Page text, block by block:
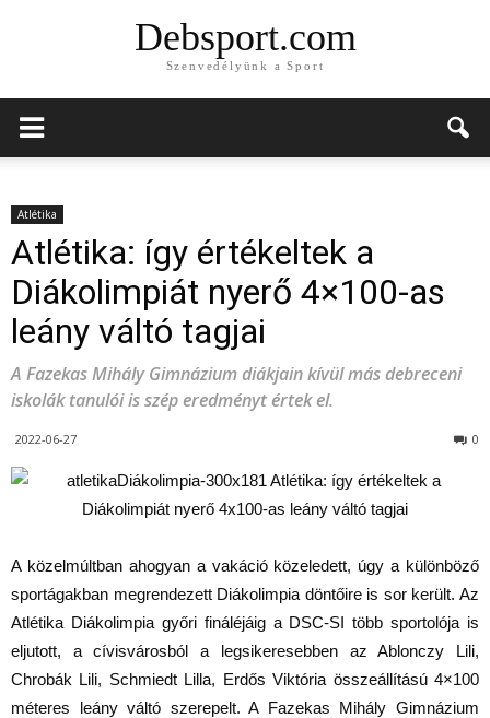
Debsport.com
Szenvedélyünk a Sport
Atlétika
Atlétika: így értékeltek a
Diákolimpiát nyerő 4×100-as
leány váltó tagjai
A Fazekas Mihály Gimnázium diákjain kívül más debreceni
iskolák tanulói is szép eredményt értek el.
2022-06-27 0
A közelmúltban ahogyan a vakáció közeledett, úgy a különböző
sportágakban megrendezett Diákolimpia döntőire is sor került. Az
Atlétika Diákolimpia győri fináléjáig a DSC-SI több sportolója is
eljutott, a cívisvárosból a legsikeresebben az Ablonczy Lili,
Chrobák Lili, Schmiedt Lilla, Erdős Viktória összeállítású 4×100
méteres leány váltó szerepelt. A Fazekas Mihály Gimnázium